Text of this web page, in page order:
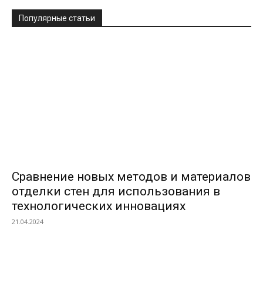
Популярные статьи
Сравнение новых методов и материалов
отделки стен для использования в
технологических инновациях
21.04.2024